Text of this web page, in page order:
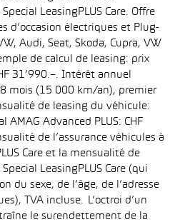
LeasingPLUS Care. Offre
d’occasion électriques et Plug-
Audi, Seat, Skoda, Cupra, VW
de calcul de leasing: prix
31’990.–. Intérêt annuel
mois (15 000 km/an), premier
de leasing du véhicule:
AMAG Advanced PLUS: CHF
de l’assurance véhicules à
Care et la mensualité de
LeasingPLUS Care (qui
du sexe, de l’âge, de l’adresse
TVA incluse. L’octroi d’un
le surendettement de la